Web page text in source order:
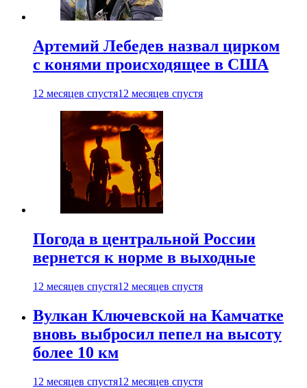
Артемий Лебедев назвал цирком
с конями происходящее в США
12 месяцев спустя12 месяцев спустя
Погода в центральной России
вернется к норме в выходные
12 месяцев спустя12 месяцев спустя
Вулкан Ключевской на Камчатке
вновь выбросил пепел на высоту
более 10 км
12 месяцев спустя12 месяцев спустя